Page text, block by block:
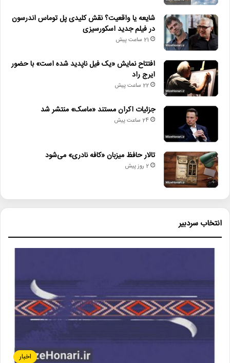
شایعه یا واقعیت؟ نقش کلیدی پل توماس اندرسون
در فیلم جدید اسکورسیزی
21 ساعت پیش
افتتاح نمایش «یک فیل ناپدید شده است» با حضور
ایرج راد
22 ساعت پیش
جزئیات اکران مستند «ماسک» منتشر شد
24 ساعت پیش
تالار حافظ میزبان «کافه نادری» می‌شود
2 روز پیش
انتخاب سردبیر
اخبار